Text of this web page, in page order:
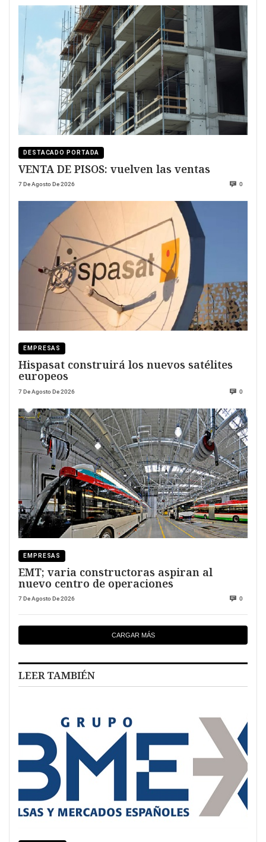
DESTACADO PORTADA
VENTA DE PISOS: vuelven las ventas
7 De Agosto De 2026 0
EMPRESAS
Hispasat construirá los nuevos satélites
europeos
7 De Agosto De 2026 0
EMPRESAS
EMT; varia constructoras aspiran al
nuevo centro de operaciones
7 De Agosto De 2026 0
CARGAR MÁS
LEER TAMBIÉN